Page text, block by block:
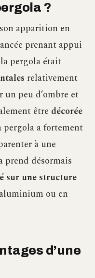
?
apparition en
prenant appui
pergola était
relativement
un peu d’ombre et
être décorée
pergola a fortement
à une
prend désormais
sur une structure
ou en
d’une